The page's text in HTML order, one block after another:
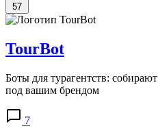
57
TourBot
Боты для турагентств:
под вашим брендом
7